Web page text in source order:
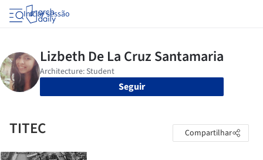
Iniciar sessão
Seguir
TITEC Compartilhar